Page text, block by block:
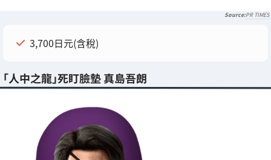
PR TIMES
3,700日元(含稅)
「人中之龍」死盯臉墊 真島吾朗